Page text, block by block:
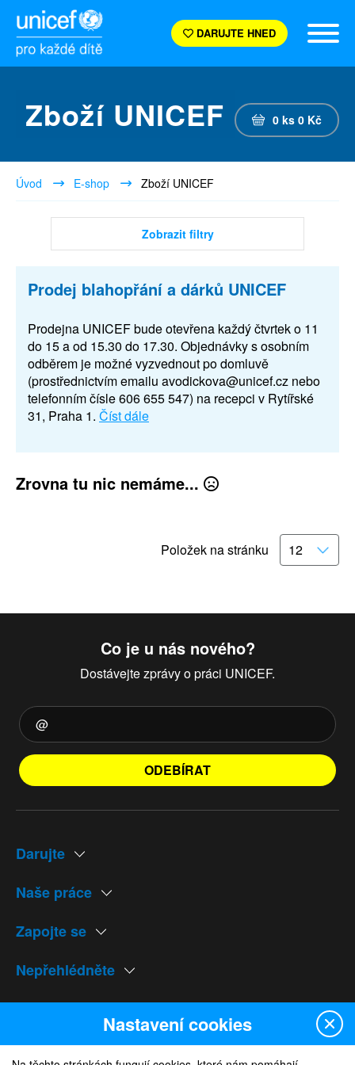
DARUJTE HNED
Zboží UNICEF 0 ks 0 Kč
Úvod E-shop Zboží UNICEF
Zobrazit filtry
Prodej blahopřání a dárků UNICEF
Prodejna UNICEF bude otevřena každý čtvrtek o 11
do 15 a od 15.30 do 17.30. Objednávky s osobním
odběrem je možné vyzvednout po domluvě
(prostřednictvím emailu avodickova@unicef.cz nebo
telefonním čísle 606 655 547) na recepci v Rytířské
31, Praha 1. Číst dále
Zrovna tu nic nemáme...
Položek na stránku
Co je u nás nového?
Dostávejte zprávy o práci UNICEF.
ODEBÍRAT
Darujte
Naše práce
Zapojte se
Nepřehlédněte
Naše weby
Nastavení cookies